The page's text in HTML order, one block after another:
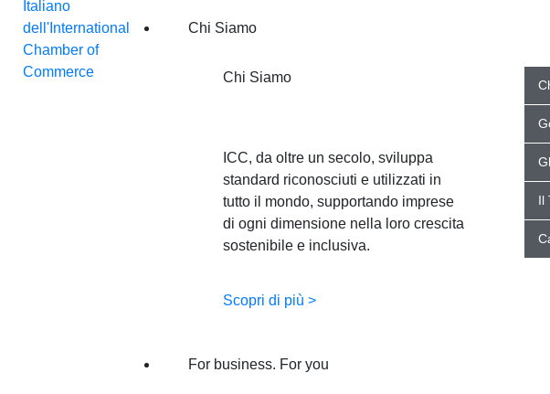
Chi Siamo
Chi Siamo
ICC, da oltre un secolo, sviluppa
standard riconosciuti e utilizzati in
tutto il mondo, supportando imprese
di ogni dimensione nella loro crescita
sostenibile e inclusiva.
Scopri di più >
Il
For business. For you